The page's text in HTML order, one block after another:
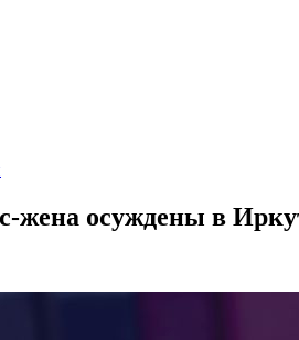
жена осуждены в